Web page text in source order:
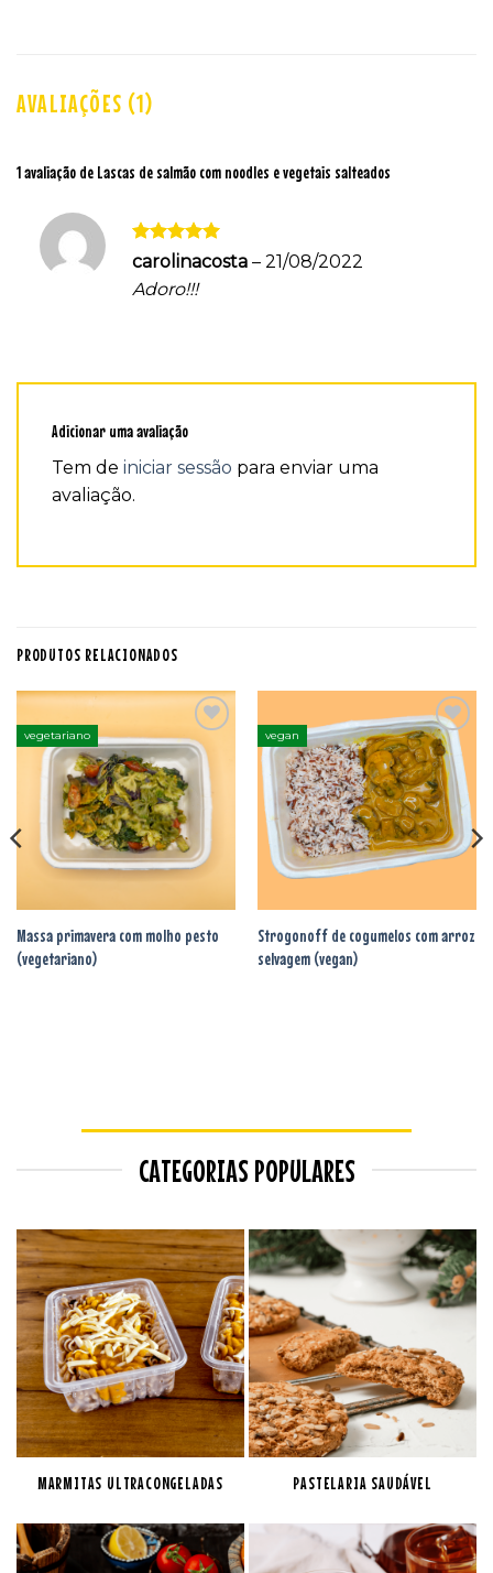
AVALIAÇÕES (1)
1 avaliação de Lascas de salmão com noodles e vegetais salteados
Avaliação5
carolinacosta – 21/08/2022
Adoro!!!
Adicionar uma avaliação
Tem de iniciar sessão para enviar uma
avaliação.
PRODUTOS RELACIONADOS
vegetariano
Adicionar
aos
favoritos
Massa primavera com molho pesto
(vegetariano)
vegan
Adicionar
aos
favoritos
Strogonoff de cogumelos com arroz
selvagem (vegan)
CATEGORIAS POPULARES
MARMITAS ULTRACONGELADAS PASTELARIA SAUDÁVEL